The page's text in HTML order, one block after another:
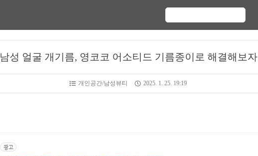
남성 얼굴 개기름, 영코코 어소티드 기름종이로 해결해보자
개인공간/남성뷰티 2025. 1. 25. 19:19
광고